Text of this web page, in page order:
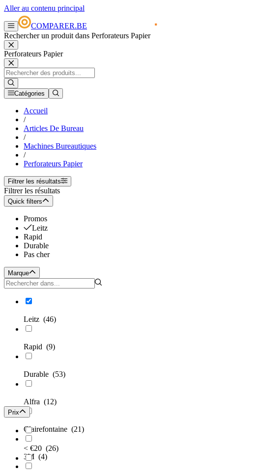
Aller au contenu principal
COMPARER.BE
Rechercher un produit dans Perforateurs Papier
Perforateurs Papier
Catégories
Accueil
/
Articles De Bureau
/
Machines Bureautiques
/
Perforateurs Papier
Filtrer les résultats
Filtrer les résultats
Quick filters
Promos
Leitz
Rapid
Durable
Pas cher
Marque
Leitz (46)
Rapid (9)
Durable (53)
Alfra (12)
Clairefontaine (21)
3M (4)
Prix
< €20 (26)